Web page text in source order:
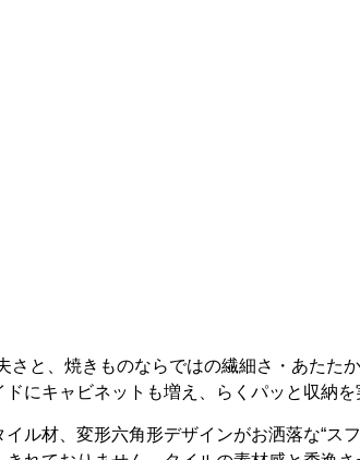
と、焼きものならではの繊細さ・あたた
にキャビネットも増え、らくパッと収納を
ル材、変形六角形デザインがお洒落な“ス